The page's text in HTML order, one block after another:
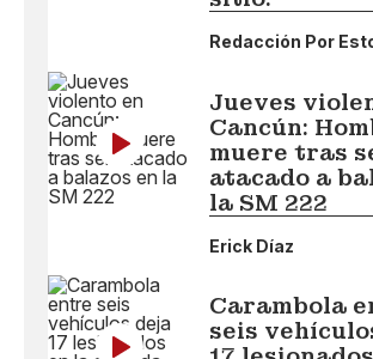
Redacción Por
Jueves
Cancún:
muere tras
atacado a
la SM 222
Erick Díaz
Carambola
seis